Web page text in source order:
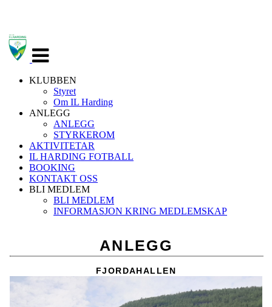
navigasjon
KLUBBEN
Styret
Om IL Harding
ANLEGG
ANLEGG
STYRKEROM
AKTIVITETAR
IL HARDING FOTBALL
BOOKING
KONTAKT OSS
BLI MEDLEM
BLI MEDLEM
INFORMASJON KRING MEDLEMSKAP
ANLEGG
FJORDAHALLEN